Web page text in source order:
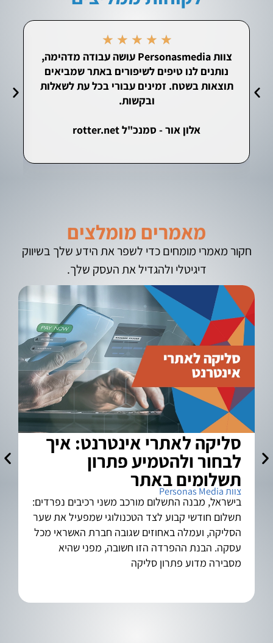
★
★
★
★
★
צוות Personasmedia עושה עבודה מדהימה,
נותנים לנו טיפים לשיפורים באתר שמביאים
תוצאות בשטח. זמינים עבורי בכל עת לשאלות
ובקשות.
אלון אור - סמנכ"ל rotter.net
מאמרים מומלצים
חקור מאמרי מומחים כדי לשפר את הידע שלך בשיווק
דיגיטלי ולהגדיל את העסק שלך.
סליקה לאתרי אינטרנט: איך
לבחור ולהטמיע פתרון
תשלומים באתר
צוות Personas Media
בישראל, מבנה התשלום מורכב משני רכיבים נפרדים:
תשלום חודשי קבוע לצד הטכנולוגי שמפעיל את שער
הסליקה, ועמלה באחוזים שגובה חברת האשראי מכל
עסקה. הבנת ההפרדה הזו חשובה, מפני שהיא
מסבירה מדוע פתרון סליקה